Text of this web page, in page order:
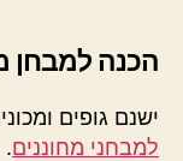
הכנה למבחן
ישנם גופים
למבחני מחוננים.